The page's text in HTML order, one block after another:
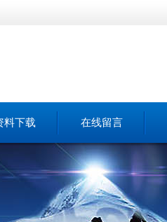
料下载 在线留言